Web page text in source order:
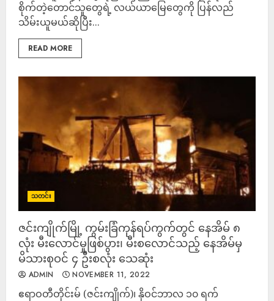
စိုက်တဲ့တောင်သူတွေရဲ့ လယ်ယာမြေတွေကို ပြန်လည်
သိမ်းယူမယ်ဆိုပြီး...
READ MORE
သတင်း
ဇင်းကျိုက်မြို့ ကွမ်းခြံကုန်ရပ်ကွက်တွင် နေအိမ် ၈
လုံး မီးလောင်မှုဖြစ်ပွား၊ မီးစလောင်သည့် နေအိမ်မှ
မိသားစုဝင် ၄ ဦးစလုံး သေဆုံး
ADMIN NOVEMBER 11, 2022
ဧရာဝတီတိုင်းမ် (ဇင်းကျိုက်)၊ ‌နိုဝင်ဘာလ ၁၀ ရက်